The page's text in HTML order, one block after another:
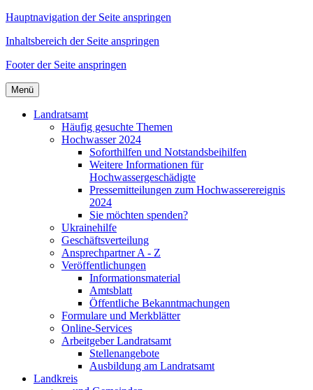
Hauptnavigation der Seite anspringen
Inhaltsbereich der Seite anspringen
Footer der Seite anspringen
Menü
Landratsamt
Häufig gesuchte Themen
Hochwasser 2024
Soforthilfen und Notstandsbeihilfen
Weitere Informationen für
Hochwassergeschädigte
Pressemitteilungen zum Hochwasserereignis
2024
Sie möchten spenden?
Ukrainehilfe
Geschäftsverteilung
Ansprechpartner A - Z
Veröffentlichungen
Informationsmaterial
Amtsblatt
Öffentliche Bekanntmachungen
Formulare und Merkblätter
Online-Services
Arbeitgeber Landratsamt
Stellenangebote
Ausbildung am Landratsamt
Landkreis